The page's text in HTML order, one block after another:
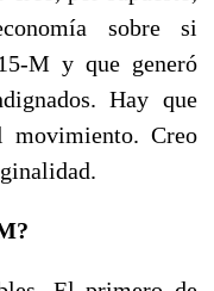
sobre si
M y que generó
Hay que
movimiento. Creo